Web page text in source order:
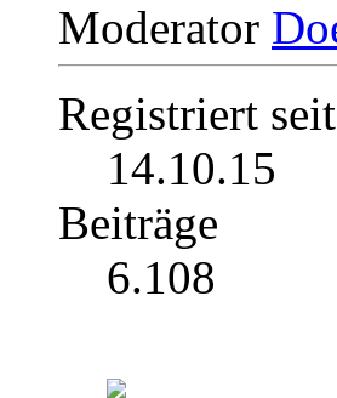
Moderator
Registriert seit
14.10.15
Beiträge
6.108